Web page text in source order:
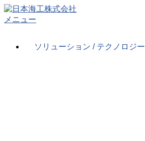
コ
ン
メニュー
ソリューション / テクノロジー